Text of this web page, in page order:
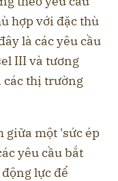
hợp với đặc thù
là các yêu cầu
III và tương
các thị trường
giữa một 'sức ép
yêu cầu bắt
lực để